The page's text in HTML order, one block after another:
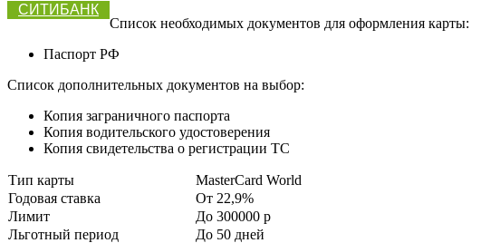
СИТИБАНК
Список необходимых документов для оформления карты:
Паспорт РФ
Список дополнительных документов на выбор:
Копия заграничного паспорта
Копия водительского удостоверения
Копия свидетельства о регистрации ТС
Тип карты
MasterCard World
Годовая ставка
От 22,9%
Лимит
До 300000 p
Льготный период
До 50 дней